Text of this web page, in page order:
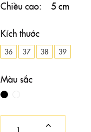
Chiều cao
5 cm
Kích thước
36 37 38 39
Màu sắc